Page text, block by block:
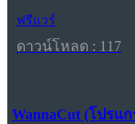
ฟรีแวร์
ดาวน์โหลด : 117
WannaCut (โปรแ